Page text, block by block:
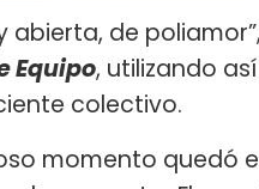
de
Equipo, utilizando
colectivo.
momento quedó